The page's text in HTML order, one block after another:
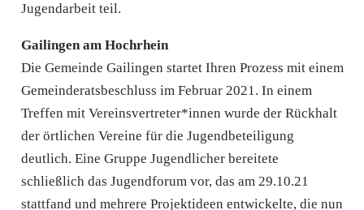
Jugendarbeit teil.
Gailingen am Hochrhein
Die Gemeinde Gailingen startet Ihren Prozess mit einem
Gemeinderatsbeschluss im Februar 2021. In einem
Treffen mit Vereinsvertreter*innen wurde der Rückhalt
der örtlichen Vereine für die Jugendbeteiligung
deutlich. Eine Gruppe Jugendlicher bereitete
schließlich das Jugendforum vor, das am 29.10.21
stattfand und mehrere Projektideen entwickelte, die nun